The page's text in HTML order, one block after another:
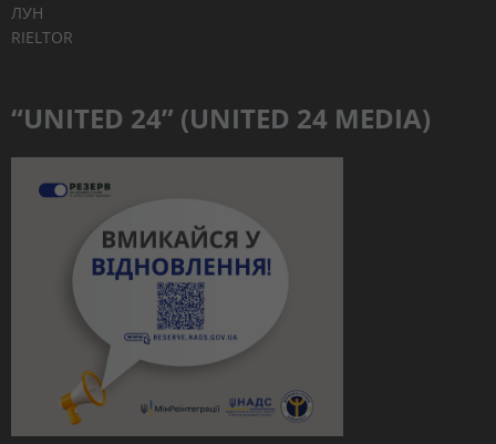
ЛУН
RIELTOR
“UNITED 24” (UNITED 24 MEDIA)